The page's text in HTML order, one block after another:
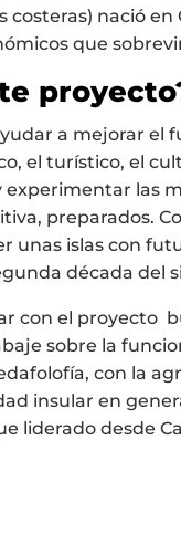
nació en
que
a mejorar
el turístico, el
las
preparados.
unas islas con
década del
con el proyecto
sobre la
con la
insular en
liderado desde